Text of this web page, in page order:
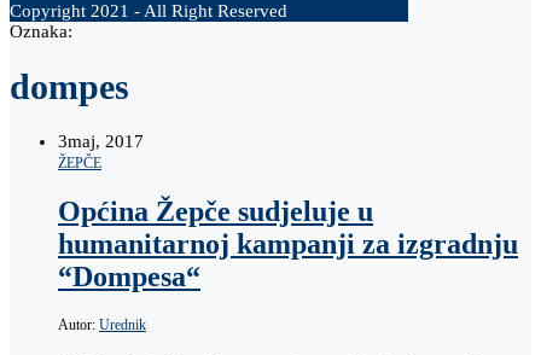
Copyright 2021 - All Right Reserved
Oznaka:
dompes
3maj, 2017
ŽEPČE
Općina Žepče sudjeluje u
humanitarnoj kampanji za izgradnju
“Dompesa“
Autor: Urednik